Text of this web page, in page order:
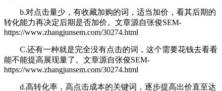
b.对点击量少，有收藏加购的词，适当加价，看其后期的
转化能力再决定后期是否加价。 文章源自张俊SEM-
https://www.zhangjunsem.com/30274.html
C.还有一种就是完全没有点击的词，这个需要花钱去看看
能不能提高展现量了。 文章源自张俊SEM-
https://www.zhangjunsem.com/30274.html
d.高转化率，高点击成本的关键词，逐步提高出价直至达